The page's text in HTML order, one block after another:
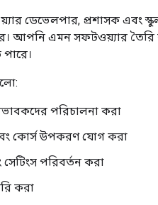
ডেভেলপার, প্রশাসক এবং
করে। আপনি এমন সফটওয়্যার
পরিচালনা করা
কোর্স উপকরণ যোগ করা
সেটিংস পরিবর্তন করা
করা